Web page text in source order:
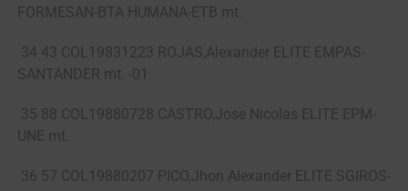
FORMESAN-BTA HUMANA-ETB mt.
34 43 COL19831223 ROJAS,Alexander ELITE EMPAS-
SANTANDER mt. -01
35 88 COL19880728 CASTRO,Jose Nicolas ELITE EPM-
UNE mt.
36 57 COL19880207 PICO,Jhon Alexander ELITE SGIROS-